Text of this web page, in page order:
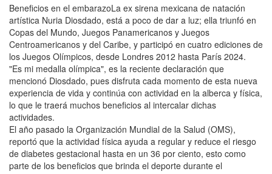
Beneficios en el embarazoLa ex sirena mexicana de natación
artística Nuria Diosdado, está a poco de dar a luz; ella triunfó en
Copas del Mundo, Juegos Panamericanos y Juegos
Centroamericanos y del Caribe, y participó en cuatro ediciones de
los Juegos Olímpicos, desde Londres 2012 hasta París 2024.
"Es mi medalla olímpica", es la reciente declaración que
mencionó Diosdado, pues disfruta cada momento de esta nueva
experiencia de vida y continúa con actividad en la alberca y física,
lo que le traerá muchos beneficios al intercalar dichas
actividades.
El año pasado la Organización Mundial de la Salud (OMS),
reportó que la actividad física ayuda a regular y reduce el riesgo
de diabetes gestacional hasta en un 36 por ciento, esto como
parte de los beneficios que brinda el deporte durante el